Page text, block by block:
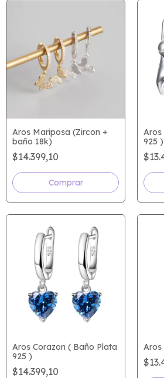
Aros Mariposa (Zircon +
baño 18k)
$14.399,10
Comprar
Aros
925 )
Aros Corazon ( Baño Plata
925 )
$14.399,10
Aros